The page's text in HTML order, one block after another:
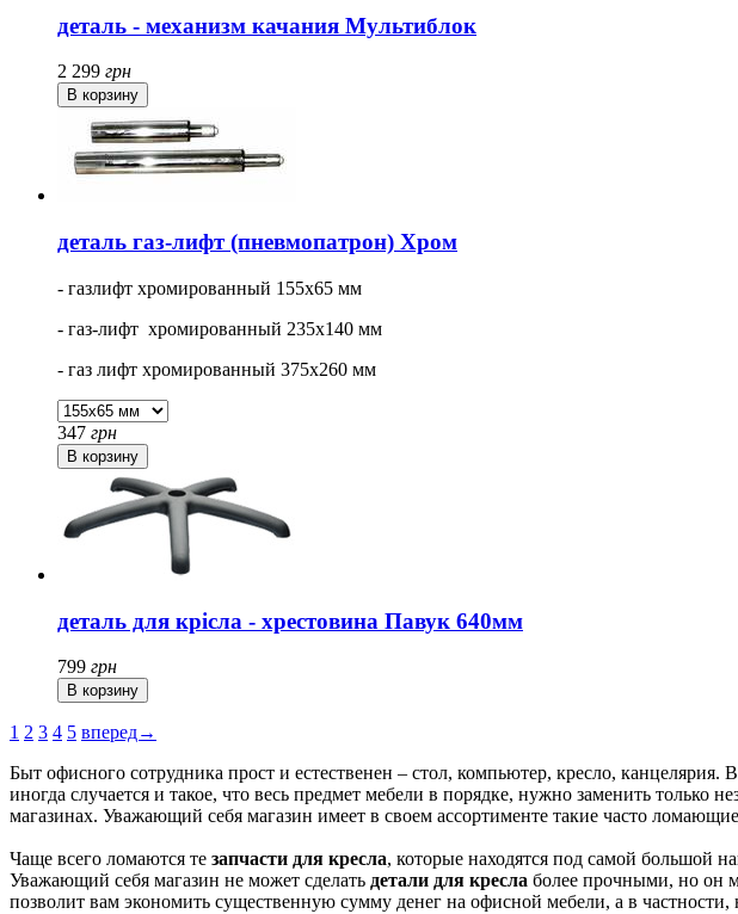
деталь - механизм качания Мультиблок
2 299 грн
деталь газ-лифт (пневмопатрон) Хром
- газлифт хромированный 155x65 мм
- газ-лифт хромированный 235x140 мм
- газ лифт хромированный 375x260 мм
347 грн
деталь для крісла - хрестовина Павук 640мм
799 грн
1 2 3 4 5 вперед→
Быт офисного сотрудника прост и естественен – стол, компьютер, кресло,
иногда случается и такое, что весь предмет мебели в порядке, нужно заменить только
магазинах. Уважающий себя магазин имеет в своем ассортименте такие часто
Чаще всего ломаются те запчасти для кресла, которые находятся под самой большой
Уважающий себя магазин не может сделать детали для кресла более прочными, но он
позволит вам экономить существенную сумму денег на офисной мебели, а в